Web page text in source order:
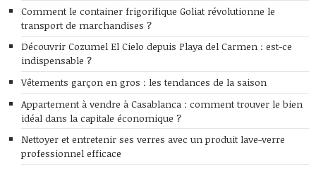
Comment le container frigorifique Goliat révolutionne le
transport de marchandises ?
Découvrir Cozumel El Cielo depuis Playa del Carmen : est-ce
indispensable ?
Vêtements garçon en gros : les tendances de la saison
Appartement à vendre à Casablanca : comment trouver le bien
idéal dans la capitale économique ?
Nettoyer et entretenir ses verres avec un produit lave-verre
professionnel efficace